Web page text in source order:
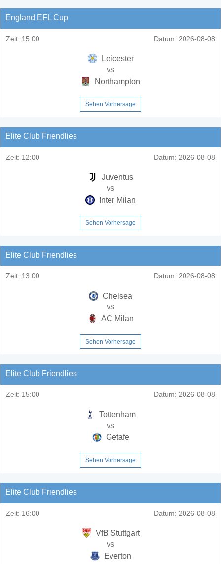
England EFL Cup
Zeit: 15:00 Datum: 2026-08-08
Leicester
vs
Northampton
Sehen Vorhersage
Elite Club Friendlies
Zeit: 12:00 Datum: 2026-08-08
Juventus
vs
Inter Milan
Sehen Vorhersage
Elite Club Friendlies
Zeit: 13:00 Datum: 2026-08-08
Chelsea
vs
AC Milan
Sehen Vorhersage
Elite Club Friendlies
Zeit: 15:00 Datum: 2026-08-08
Tottenham
vs
Getafe
Sehen Vorhersage
Elite Club Friendlies
Zeit: 16:00 Datum: 2026-08-08
VfB Stuttgart
vs
Everton